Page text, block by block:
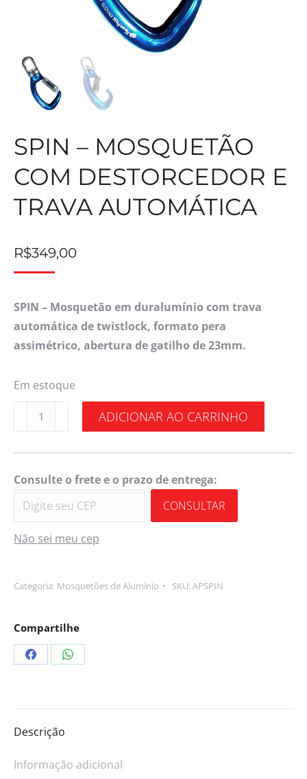
SPIN – MOSQUETÃO
COM DESTORCEDOR E
TRAVA AUTOMÁTICA
R$349,00
SPIN – Mosquetão em duralumínio com trava
automática de twistlock, formato pera
assimétrico, abertura de gatilho de 23mm.
Em estoque
ADICIONAR AO CARRINHO
Consulte o frete e o prazo de entrega:
CONSULTAR
Não sei meu cep
Categoria: Mosquetões de Alumínio SKU:APSPIN
Compartilhe
Descrição
Informação adicional